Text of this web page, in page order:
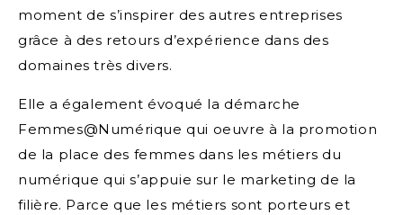
moment de s’inspirer des autres entreprises
grâce à des retours d’expérience dans des
domaines très divers.
Elle a également évoqué la démarche
Femmes@Numérique qui oeuvre à la promotion
de la place des femmes dans les métiers du
numérique qui s’appuie sur le marketing de la
filière. Parce que les métiers sont porteurs et